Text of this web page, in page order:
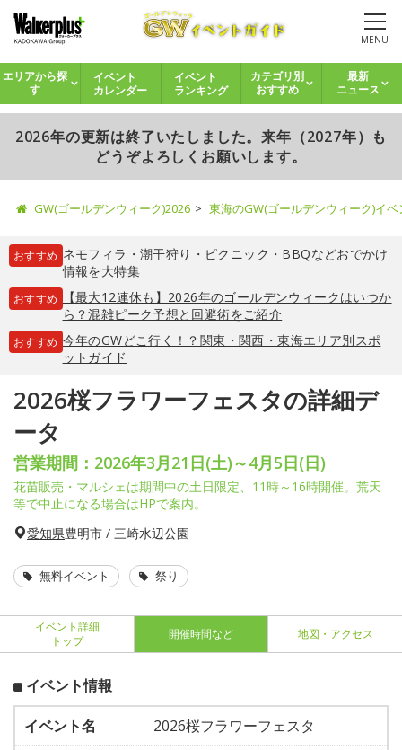
MENU
エリアから探
す
イベント
カレンダー
イベント
ランキング
カテゴリ別
おすすめ
最新
ニュース
2026年の更新は終了いたしました。来年（2027年）も
どうぞよろしくお願いします。
GW(ゴールデンウィーク)2026 東海のGW(ゴールデンウィーク)イ
おすすめ ネモフィラ ・ 潮干狩り ・ ピクニック ・ BBQなどおでかけ
情報を大特集
おすすめ
【最大12連休も】2026年のゴールデンウィークはいつか
ら？混雑ピーク予想と回避術をご紹介
おすすめ 今年のGWどこ行く！？関東・関西・東海エリア別スポ
ットガイド
2026桜フラワーフェスタの詳細デ
ータ
営業期間：2026年3月21日(土)～4月5日(日)
花苗販売・マルシェは期間中の土日限定、11時～16時開催。荒天
等で中止になる場合はHPで案内。
愛知県豊明市 / 三崎水辺公園
無料イベント 祭り
イベント詳細
トップ
開催時間など 地図・アクセス
イベント情報
イベント名
2026桜フラワーフェスタ